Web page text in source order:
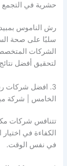
حشرية في
رش الناموس
سلبًا على صحة
الشركات
لتحقيق أفضل
3. افضل شركات
الخامس | شركة
تتنافس شركات
الكفاءة في
في نفس الوقت.